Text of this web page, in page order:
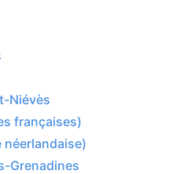
Niévès
françaises)
Grenadines